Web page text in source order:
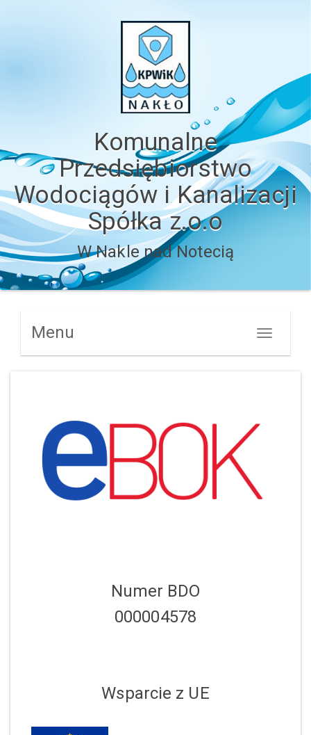
Komunalne
Przedsiębiorstwo
Wodociągów i Kanalizacji
Spółka z.o.o
W Nakle nad Notecią
Toggle
Menu
Numer BDO
000004578
Wsparcie z UE